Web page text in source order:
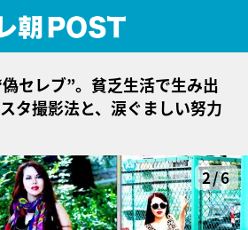
セレブ”。貧乏生活で生み出
タ撮影法と、涙ぐましい努力
2/6